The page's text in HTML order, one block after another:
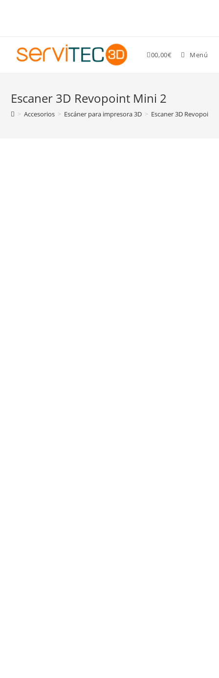
00,00€ Menú
Escaner 3D Revopoint Mini 2
> Accesorios > Escáner para impresora 3D > Escaner 3D Revopoint